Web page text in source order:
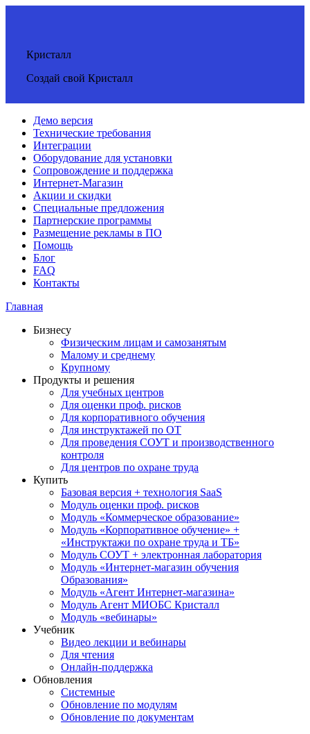
Кристалл
Создай свой Кристалл
Демо версия
Технические требования
Интеграции
Оборудование для установки
Сопровождение и поддержка
Интернет-Магазин
Акции и скидки
Специальные предложения
Партнерские программы
Размещение рекламы в ПО
Помощь
Блог
FAQ
Контакты
Главная
Бизнесу
Физическим лицам и самозанятым
Малому и среднему
Крупному
Продукты и решения
Для учебных центров
Для оценки проф. рисков
Для корпоративного обучения
Для инструктажей по ОТ
Для проведения СОУТ и производственного
контроля
Для центров по охране труда
Купить
Базовая версия + технология SaaS
Модуль оценки проф. рисков
Модуль «Коммерческое образование»
Модуль «Корпоративное обучение» +
«Инструктажи по охране труда и ТБ»
Модуль СОУТ + электронная лаборатория
Модуль «Интернет-магазин обучения
Образования»
Модуль «Агент Интернет-магазина»
Модуль Агент МИОБС Кристалл
Модуль «вебинары»
Учебник
Видео лекции и вебинары
Для чтения
Онлайн-поддержка
Обновления
Системные
Обновление по модулям
Обновление по документам